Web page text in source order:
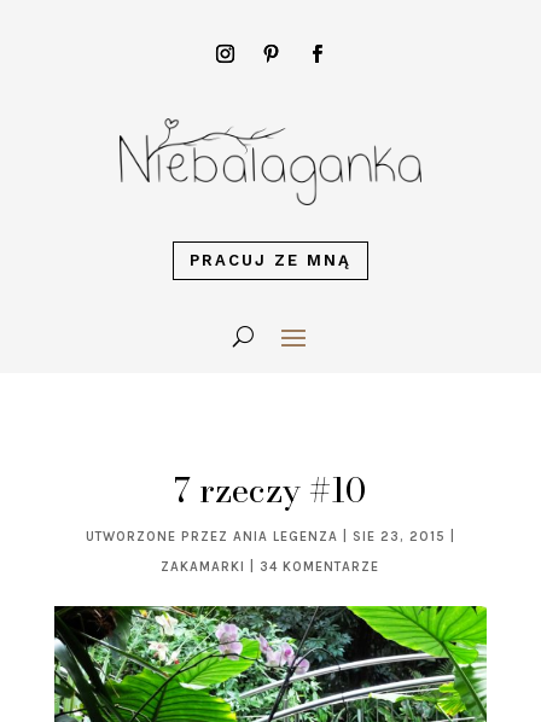
PRACUJ ZE MNĄ
7 rzeczy #10
UTWORZONE PRZEZ ANIA LEGENZA SIE 23, 2015
ZAKAMARKI
34 KOMENTARZE